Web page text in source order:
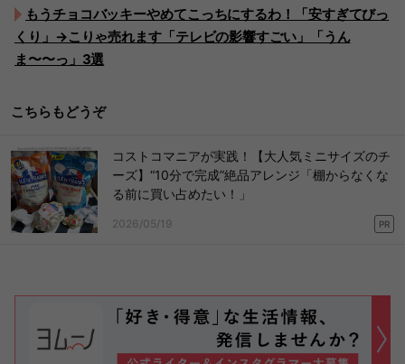
もうチョコバッキーやめてこっちにするわ！「安すぎてびっ
くり」→こりゃ売れます「テレビの影響すごい」「うん
ま〜〜っ」3選
こちらもどうぞ
コストコマニアが実践！【大人気ミニサイズのチ
ーズ】“10分で完成”絶品アレンジ「棚からなくな
る前に買い占めたい！」
2026/05/19 PR